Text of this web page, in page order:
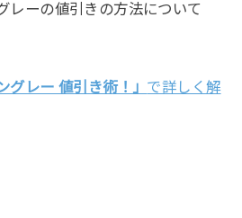
レーの値引きの方法について
グレー 値引き術！」 で詳しく解